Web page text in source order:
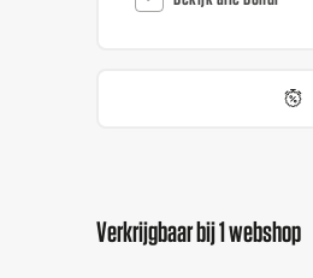
Verkrijgbaar bij 1 webshop